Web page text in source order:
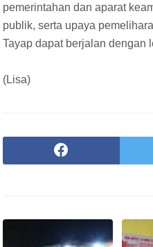
pemerintahan dan aparat
publik, serta upaya
Tayap dapat berjalan dengan
(Lisa)